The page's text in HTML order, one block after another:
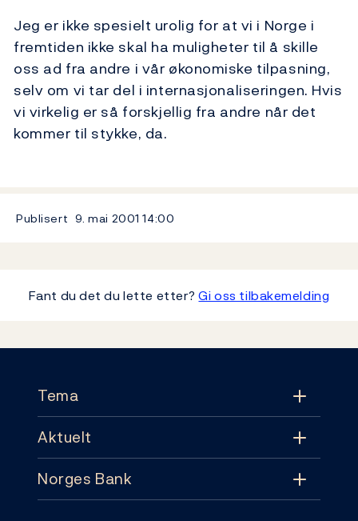
Jeg er ikke spesielt urolig for at vi i Norge i
fremtiden ikke skal ha muligheter til å skille
oss ad fra andre i vår økonomiske tilpasning,
selv om vi tar del i internasjonaliseringen. Hvis
vi virkelig er så forskjellig fra andre når det
kommer til stykke, da.
Publisert 9. mai 200114:00
Fant du det du lette etter?Gi oss tilbakemelding
Tema
Tema
Pengepolitikk
Aktuelt
Aktuelt
Norges Bank